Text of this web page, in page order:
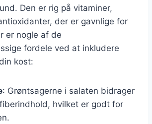
Den er rig på vitaminer,
der er gavnlige for
er nogle af de
fordele ved at inkludere
kost:
: Grøntsagerne i salaten bidrager
hvilket er godt for